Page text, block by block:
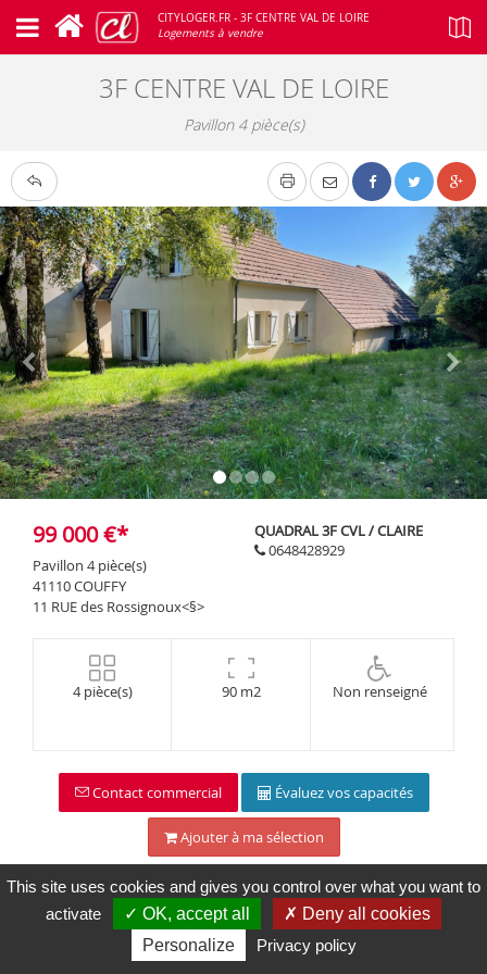
CITYLOGER.FR - 3F CENTRE VAL DE LOIRE
Logements à vendre
Google
Maps is
3F CENTRE VAL DE LOIRE
Pavillon 4 pièce(s)
99 000 €*
Pavillon 4 pièce(s)
41110 COUFFY
11 RUE des Rossignoux<§>
QUADRAL 3F CVL / CLAIRE
0648428929
4 pièce(s) 90 m2 Non renseigné
Contact commercial Évaluez vos capacités
Ajouter à ma sélection
Description
This site uses cookies and gives you control over what you want to
activate
✓ OK, accept all
✗ Deny all cookies
Personalize
Privacy policy